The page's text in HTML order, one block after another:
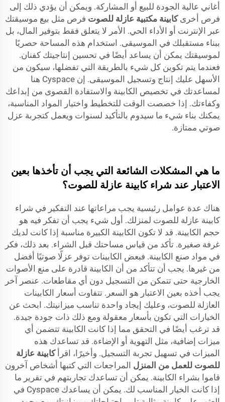
أغاني عالية الجودة للبيع أو المشاركة. ويمكن أن يؤدي ذلك إلى
فرص أخرىكابينة مكتبية عازلة للصوت فرص مثل بيع موسيقتك
عبر الإنترنت أو الأداء الحي. الأمر لا يتعلق فقط بتوفير المال، بل
ببناء مستقبلك في الموسيقى. استخدام هذه المساحة حصريًا
لموسيقتك يمكن أن يساعد أيضًا في تحسين إنتاجيتك كفنان.
فعندما يتم تكوين كل شيء بالطريقة التي تفضلها، سيكون من
الأسهل عليك إنتاج وتسجيل الموسيقى. إن Cyspace هنا
لمساعدتك في تخصيص الكابينة والاستفادة القصوى من إبداعك
وكفاءتك. إذا خصصت الوقت للتخطيط واختيار المواد المناسبة،
يمكنك بناء شيء ما سيدوم بالتأكيد لسنوات ويعمل كتجربة عزل
صوتي ممتازة.
ما هي المشكلات الشائعة التي يجب أن تأخذها بعين
الاعتبار عند شراء كابينة عازلة للصوت؟
هناك عدة عوامل رئيسية يجب مراعاتها عند التفكير في شراء
كابينة عازلة للصوت لمنزلك. أول شيء يجب أن تفكر فيه هو
حجم الكابينة. قد لا تكون الكابينة الكبيرة مناسبة إذا كانت لديك
غرفة صغيرة. تأكد من قياس مساحتك قبل الشراء. بعد ذلك، فكر
في مواد صنع الكابينة. فبعض الكابينات توفر عزلًا صوتيًا أفضل
من غيرها. يجب أن تتأكد من أن الكابينة قادرة على منع الأصوات
الخارجية حتى تتمكن من التسجيل دون أي مقاطعات. عنصر آخر
يجب أخذه بعين الاعتبار هو السعر. تتفاوت أسعار الكابينات
العازلة للصوت، وعليك إيجاد واحدة تناسب ميزانيتك. ابحث عن
الخيارات التي تكون بأسعار معقولة ومع ذلك ذات جودة جيدة.
قد ترغب أيضًا في التحقق مما إذا كانت الكابينة تتضمن أي
ميزات إضافية، مثل التهوية أو الإضاءة. قد تساعدك هذه
الميزات في تسهيل تجربة التسجيل. وأخيرًا، اقرأكابينة عازلة
للصوت للعمل من المنزل المراجعات التي كتبها أشخاص آخرون
قاموا بشراء الكابينة. يمكن أن تساعدك تجاربتهم في تقرير ما
إذا كانت الخيار المناسب لك. يمكن أن يساعدك Cyspace في